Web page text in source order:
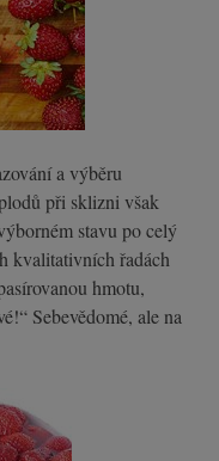
a výběru
při sklizni však
stavu po celý
kvalitativních řadách
hmotu,
Sebevědomé, ale na